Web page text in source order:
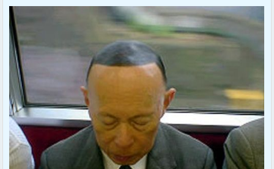
Sponsored Link